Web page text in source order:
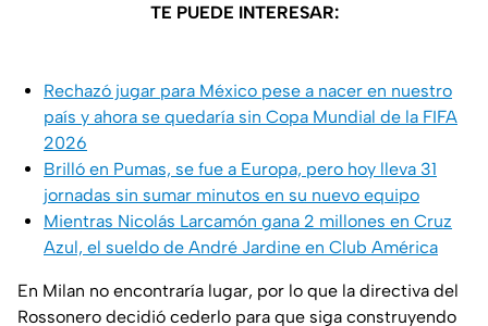
TE PUEDE INTERESAR:
Rechazó jugar para México pese a nacer en nuestro
país y ahora se quedaría sin Copa Mundial de la FIFA
2026
Brilló en Pumas, se fue a Europa, pero hoy lleva 31
jornadas sin sumar minutos en su nuevo equipo
Mientras Nicolás Larcamón gana 2 millones en Cruz
Azul, el sueldo de André Jardine en Club América
En Milan no encontraría lugar, por lo que la directiva del
Rossonero decidió cederlo para que siga construyendo